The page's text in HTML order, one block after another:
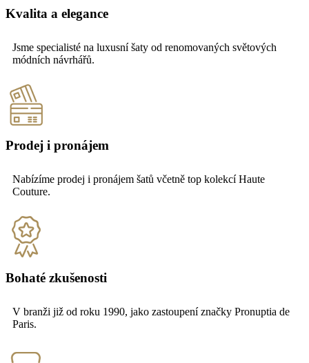
Kvalita a elegance
Jsme specialisté na luxusní šaty od renomovaných světových
módních návrhářů.
Prodej i pronájem
Nabízíme prodej i pronájem šatů včetně top kolekcí Haute
Couture.
Bohaté zkušenosti
V branži již od roku 1990, jako zastoupení značky Pronuptia de
Paris.